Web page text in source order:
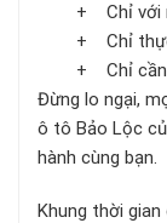
+ Chỉ với
+ Chỉ thực
+ Chỉ cần
Đừng lo ngại,
ô tô Bảo Lộc
hành cùng bạn.
Khung thời gian